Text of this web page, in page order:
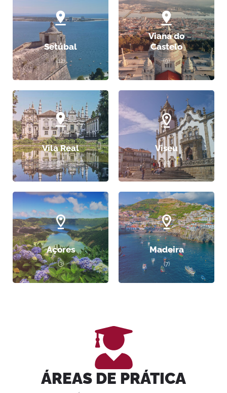
Setúbal
(12)
Viana do
Castelo
(9)
Vila Real
(5)
Viseu
(10)
Açores
(3)
Madeira
(7)
ÁREAS DE PRÁTICA